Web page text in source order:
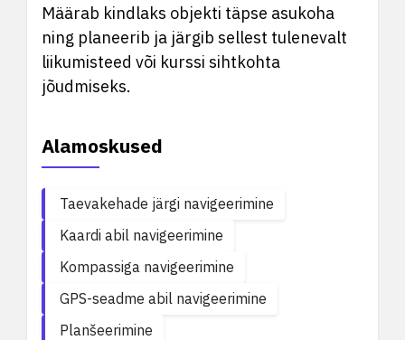
Määrab kindlaks objekti täpse asukoha
ning planeerib ja järgib sellest tulenevalt
liikumisteed või kurssi sihtkohta
jõudmiseks.
Alamoskused
Taevakehade järgi navigeerimine
Kaardi abil navigeerimine
Kompassiga navigeerimine
GPS-seadme abil navigeerimine
Planšeerimine